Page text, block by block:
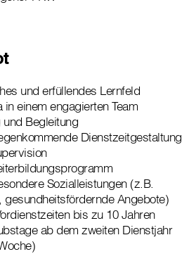
und erfüllendes Lernfeld
einem engagierten Team
Begleitung
Dienstzeitgestaltung
Sozialleistungen (z.B.
gesundheitsfördernde Angebote)
bis zu 10 Jahren
ab dem zweiten Dienstjahr